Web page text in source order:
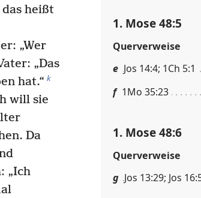
heißt
„Wer
„Das
hat.“ k
will sie
Da
„Ich
1. Mose 48:5
Querverweise
e Jos 14:4; 1Ch 5:1
f 1Mo 35:23
1. Mose 48:6
Querverweise
g Jos 13:29; Jos